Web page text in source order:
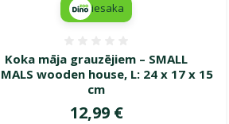
Koka māja grauzējiem – SMALL
wooden house, L: 24 x 17 x 15
cm
Cena
12,99 €
iesaka